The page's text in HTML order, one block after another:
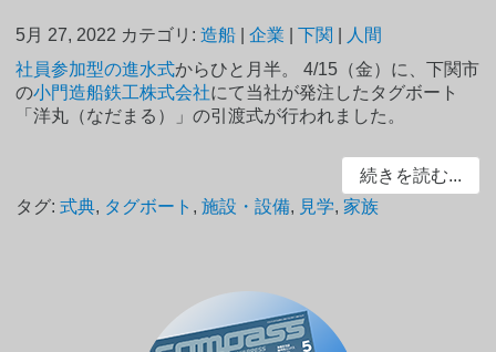
5月 27, 2022 カテゴリ:造船 |企業 |下関
人間
社員参加型の進水式からひと月半。 4/15（金）に、下関市
の小門造船鉄工株式会社にて当社が発注したタグボート
「洋丸（なだまる）」の引渡式が行われました。
続きを読む...
タグ:式典, タグボート ,施設・設備, 見学,家族